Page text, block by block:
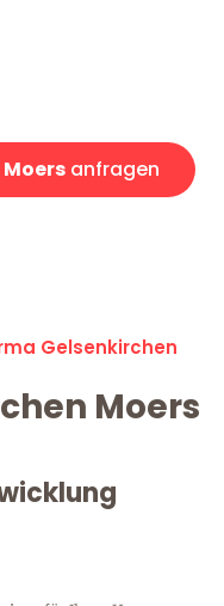
anfragen
Gelsenkirchen
Moers